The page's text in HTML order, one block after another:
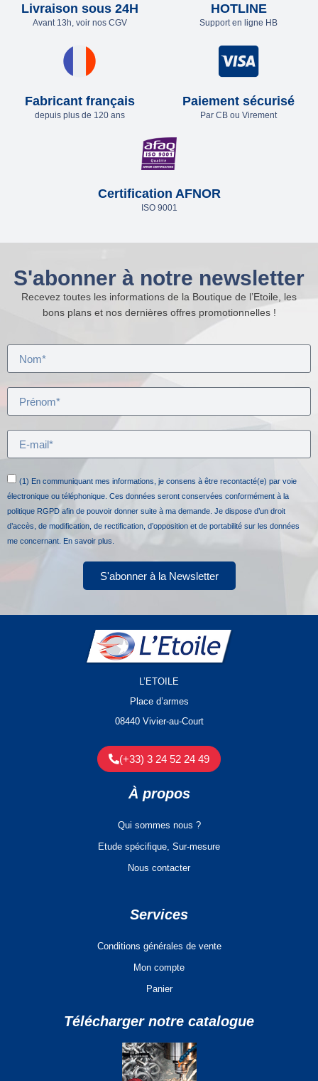
Livraison sous 24H
Avant 13h, voir nos CGV
HOTLINE
Support en ligne HB
Fabricant français
depuis plus de 120 ans
Paiement sécurisé
Par CB ou Virement
Certification AFNOR
ISO 9001
S'abonner à notre newsletter
Recevez toutes les informations de la Boutique de l’Etoile, les
bons plans et nos dernières offres promotionnelles !
(1) En communiquant mes informations, je consens à être recontacté(e) par voie
électronique ou téléphonique. Ces données seront conservées conformément à la
politique RGPD afin de pouvoir donner suite à ma demande. Je dispose d’un droit
d’accès, de modification, de rectification, d’opposition et de portabilité sur les données
me concernant. En savoir plus.
S'abonner à la Newsletter
L’ETOILE
Place d’armes
08440 Vivier-au-Court
(+33) 3 24 52 24 49
À propos
Qui sommes nous ?
Etude spécifique, Sur-mesure
Nous contacter
Services
Conditions générales de vente
Mon compte
Panier
Télécharger notre catalogue